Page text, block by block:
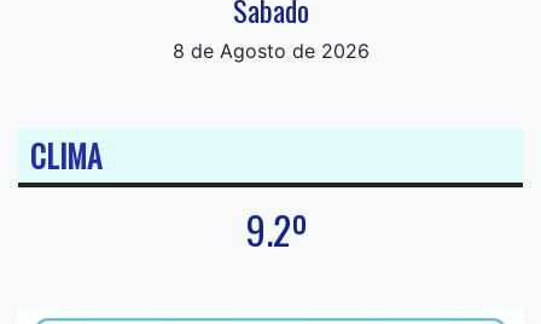
Sabado
8 de Agosto de 2026
CLIMA
9.2º